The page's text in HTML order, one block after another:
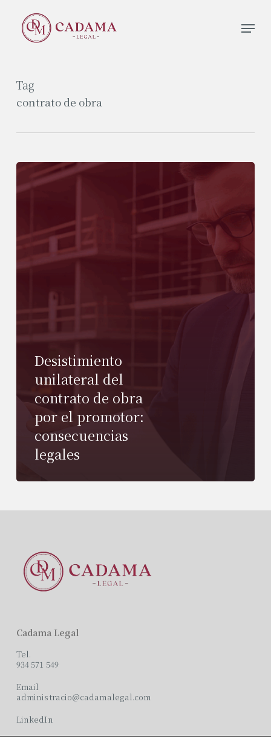
Menu
Tag
contrato de obra
Desistimiento
unilateral del
contrato de obra
por el promotor:
consecuencias
legales
Cadama Legal
Tel.
934 571 549
Email
administracio@cadamalegal.com
LinkedIn